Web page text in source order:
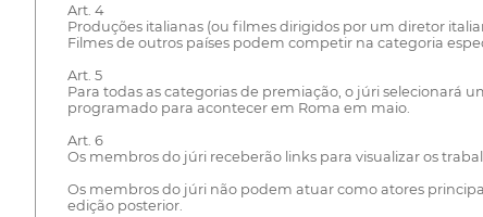
Art. 4
Produções italianas (ou filmes dirigidos por um diretor
Filmes de outros países podem competir na categoria
Art. 5
Para todas as categorias de premiação, o júri selecionará
programado para acontecer em Roma em maio.
Art. 6
Os membros do júri receberão links para visualizar os
Os membros do júri não podem atuar como atores
edição posterior.